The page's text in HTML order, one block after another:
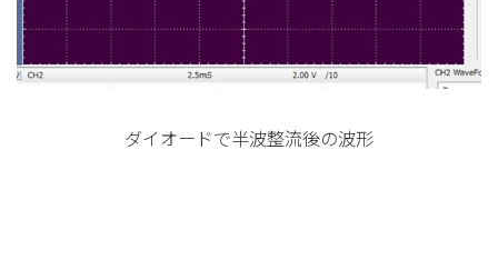
ダイオードで半波整流後の波形